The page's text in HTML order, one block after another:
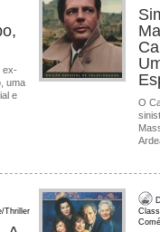
ex-
uma
e
O
Thriller